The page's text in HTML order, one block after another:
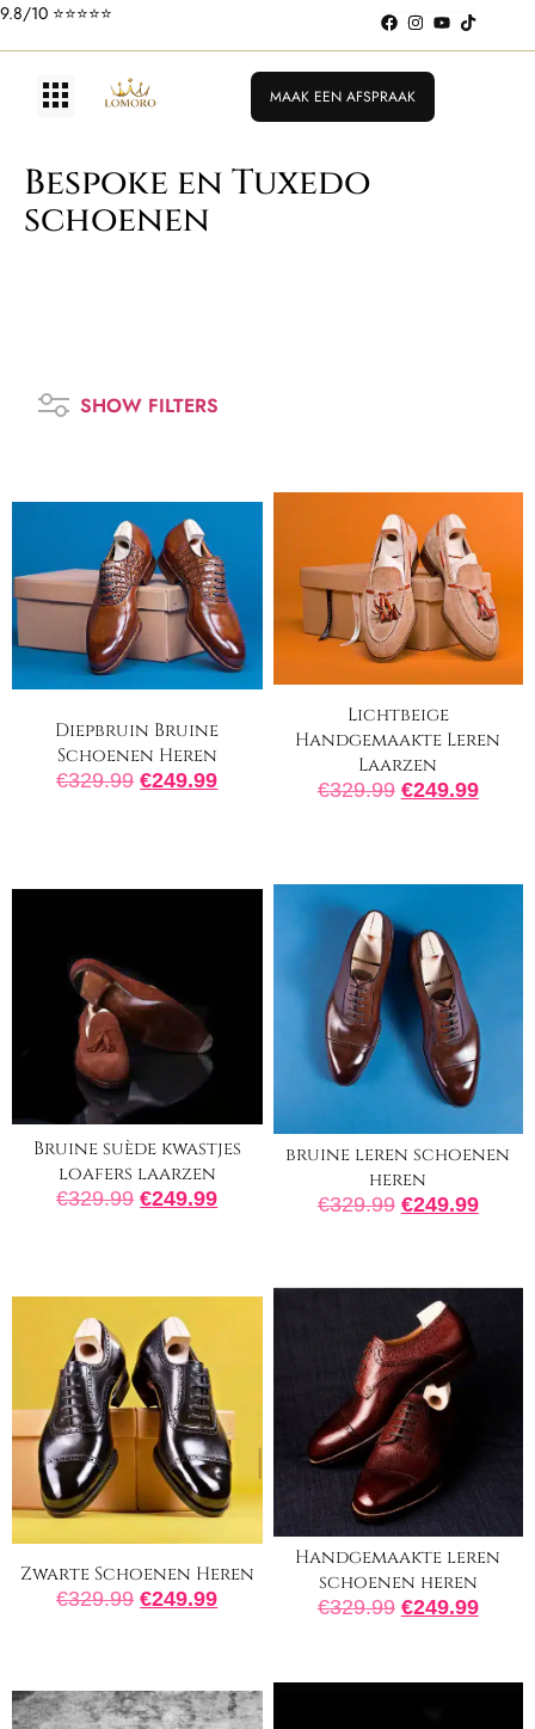
9.8/10 ⭐️⭐️⭐️⭐️⭐️
MAAK EEN AFSPRAAK
Bespoke en Tuxedo
schoenen
SHOW FILTERS
Diepbruin Bruine
Schoenen Heren
€329.99 €249.99
Lichtbeige
Handgemaakte Leren
Laarzen
€329.99 €249.99
Bruine suède kwastjes
loafers laarzen
€329.99 €249.99
bruine leren schoenen
heren
€329.99 €249.99
Zwarte Schoenen Heren
€329.99 €249.99
Handgemaakte leren
schoenen heren
€329.99 €249.99